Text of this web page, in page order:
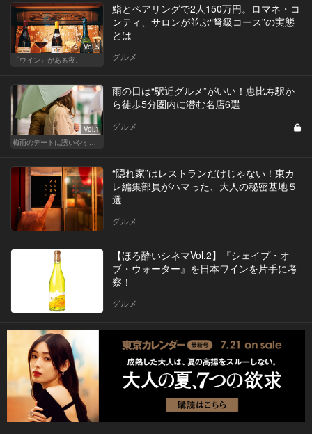
Vol.5
「ワイン」がある夜。
鮨とペアリングで2人150万円。ロマネ・コ
ンティ、サロンが並ぶ“弩級コース”の実態
とは
グルメ
Vol.1
雨の日は“駅近グルメ”がいい！恵比寿駅か
ら徒歩5分圏内に潜む名店6選
グルメ
“隠れ家”はレストランだけじゃない！東カ
レ編集部員がハマった、大人の秘密基地５
選
グルメ
【ほろ酔いシネマVol.2】『シェイプ・オ
ブ・ウォーター』を日本ワインを片手に考
察！
グルメ